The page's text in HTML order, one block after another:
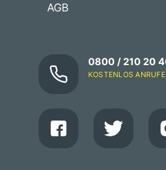
AGB
0800 / 210 20
KOSTENLOS